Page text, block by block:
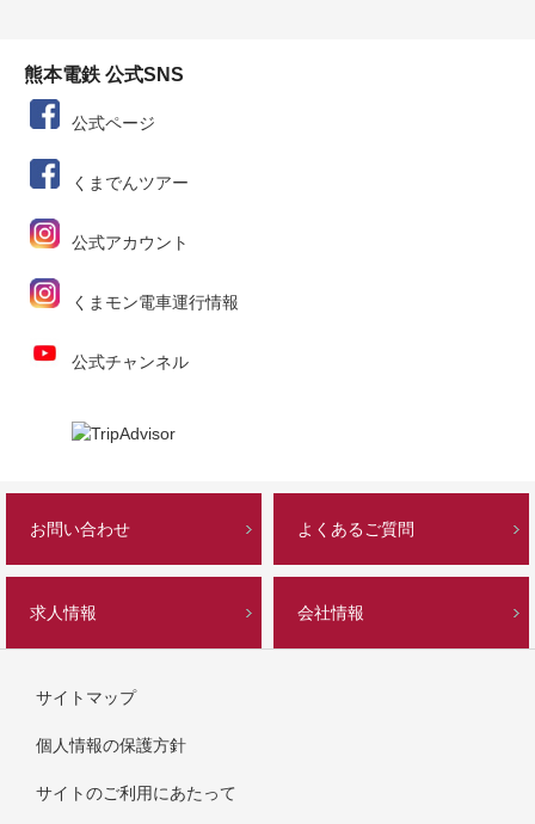
熊本電鉄 公式SNS
公式ページ
くまでんツアー
公式アカウント
くまモン電車運行情報
公式チャンネル
お問い合わせ よくあるご質問
求人情報 会社情報
サイトマップ
個人情報の保護方針
サイトのご利用にあたって